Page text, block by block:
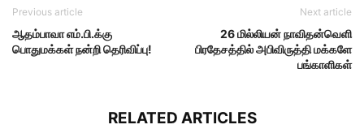
Previous article
ஆதம்பாவா எம்.பி.க்கு
பொதுமக்கள் நன்றி தெரிவிப்பு!
Next article
26 மில்லியன் நாவிதன்வெளி
பிரதேசத்தில் அபிவிருத்தி மக்களே
பங்காளிகள்
RELATED ARTICLES